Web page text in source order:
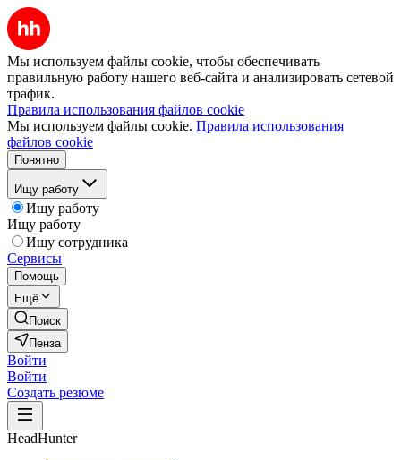
Мы используем файлы cookie, чтобы обеспечивать
правильную работу нашего веб-сайта и анализировать сетевой
трафик.
Правила использования файлов cookie
Мы используем файлы cookie. Правила использования
файлов cookie
Понятно
Ищу работу
Ищу работу
Ищу работу
Ищу сотрудника
Сервисы
Помощь
Ещё
Поиск
Пенза
Войти
Войти
Создать резюме
HeadHunter